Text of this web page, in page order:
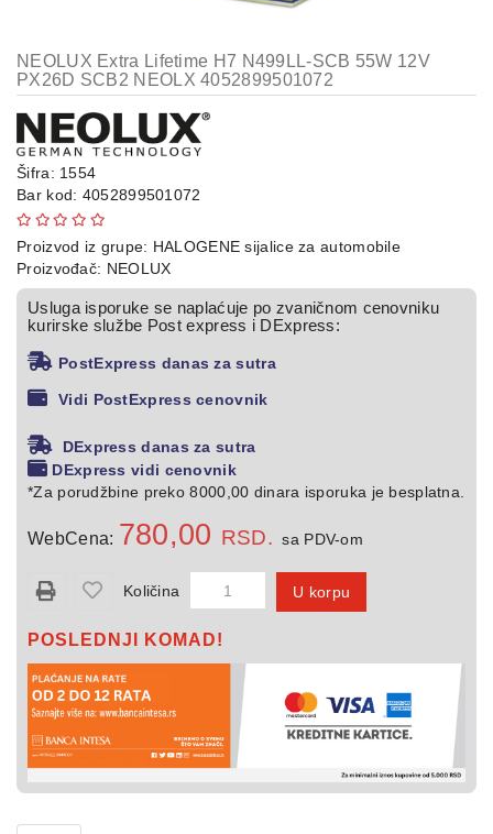
za
gume
Starteri
za
vozila
Baterijske
Punjači
baterija
Powerbank
LED
sijalice
za
kuću
Svetiljke
Razno
NEOLUX Extra Lifetime H7 N499LL-SCB 55W 12V
PX26D SCB2 NEOLX 4052899501072
Šifra: 1554
Bar kod: 4052899501072
Proizvod iz grupe: HALOGENE sijalice za automobile
Proizvođač: NEOLUX
Usluga isporuke se naplaćuje po zvaničnom cenovniku
kurirske službe Post express i DExpress:
PostExpress danas za sutra
Vidi PostExpress cenovnik
DExpress danas za sutra
DExpress vidi cenovnik
*Za porudžbine preko 8000,00 dinara isporuka je besplatna.
WebCena: 780,00 RSD. sa PDV-om
Količina U korpu
POSLEDNJI KOMAD!